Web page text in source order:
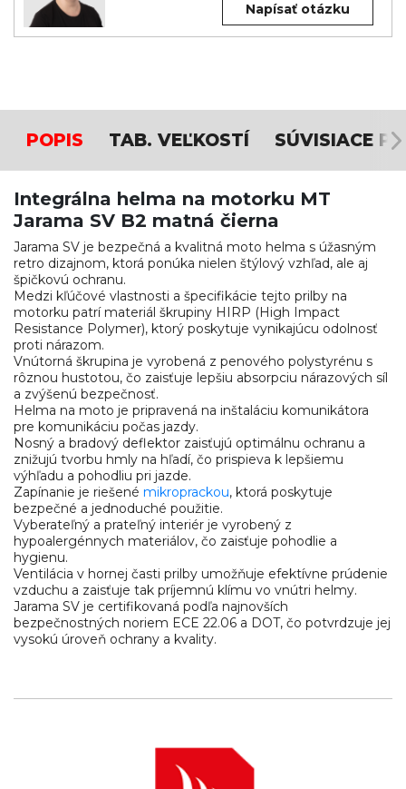
Napísať otázku
POPIS TAB. VEĽKOSTÍ SÚVISIACE
Integrálna helma na motorku MT
Jarama SV B2 matná čierna
Jarama SV je bezpečná a kvalitná moto helma s úžasným
retro dizajnom, ktorá ponúka nielen štýlový vzhľad, ale aj
špičkovú ochranu.
Medzi kľúčové vlastnosti a špecifikácie tejto prilby na
motorku patrí materiál škrupiny HIRP (High Impact
Resistance Polymer), ktorý poskytuje vynikajúcu odolnosť
proti nárazom.
Vnútorná škrupina je vyrobená z penového polystyrénu s
rôznou hustotou, čo zaisťuje lepšiu absorpciu nárazových síl
a zvýšenú bezpečnosť.
Helma na moto je pripravená na inštaláciu komunikátora
pre komunikáciu počas jazdy.
Nosný a bradový deflektor zaisťujú optimálnu ochranu a
znižujú tvorbu hmly na hľadí, čo prispieva k lepšiemu
výhľadu a pohodliu pri jazde.
Zapínanie je riešené mikroprackou, ktorá poskytuje
bezpečné a jednoduché použitie.
Vyberateľný a prateľný interiér je vyrobený z
hypoalergénnych materiálov, čo zaisťuje pohodlie a
hygienu.
Ventilácia v hornej časti prilby umožňuje efektívne prúdenie
vzduchu a zaisťuje tak príjemnú klímu vo vnútri helmy.
Jarama SV je certifikovaná podľa najnovších
bezpečnostných noriem ECE 22.06 a DOT, čo potvrdzuje jej
vysokú úroveň ochrany a kvality.